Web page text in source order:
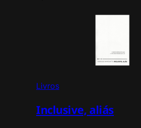
Livros
Inclusive, aliás